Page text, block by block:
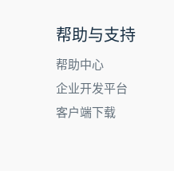
帮助与支持
帮助中心
企业开发平台
客户端下载